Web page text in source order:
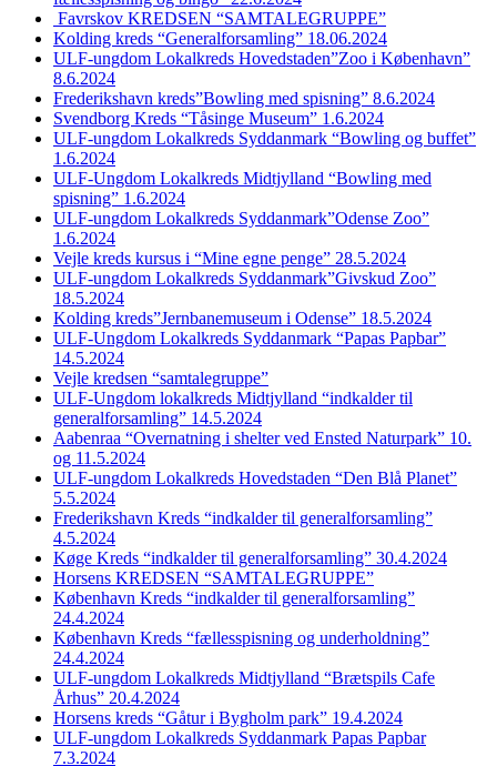
Favrskov KREDSEN “SAMTALEGRUPPE”
Kolding kreds “Generalforsamling” 18.06.2024
ULF-ungdom Lokalkreds Hovedstaden”Zoo i København”
8.6.2024
Frederikshavn kreds”Bowling med spisning” 8.6.2024
Svendborg Kreds “Tåsinge Museum” 1.6.2024
ULF-ungdom Lokalkreds Syddanmark “Bowling og buffet”
1.6.2024
ULF-Ungdom Lokalkreds Midtjylland “Bowling med
spisning” 1.6.2024
ULF-ungdom Lokalkreds Syddanmark”Odense Zoo”
1.6.2024
Vejle kreds kursus i “Mine egne penge” 28.5.2024
ULF-ungdom Lokalkreds Syddanmark”Givskud Zoo”
18.5.2024
Kolding kreds”Jernbanemuseum i Odense” 18.5.2024
ULF-Ungdom Lokalkreds Syddanmark “Papas Papbar”
14.5.2024
Vejle kredsen “samtalegruppe”
ULF-Ungdom lokalkreds Midtjylland “indkalder til
generalforsamling” 14.5.2024
Aabenraa “Overnatning i shelter ved Ensted Naturpark” 10.
og 11.5.2024
ULF-ungdom Lokalkreds Hovedstaden “Den Blå Planet”
5.5.2024
Frederikshavn Kreds “indkalder til generalforsamling”
4.5.2024
Køge Kreds “indkalder til generalforsamling” 30.4.2024
Horsens KREDSEN “SAMTALEGRUPPE”
København Kreds “indkalder til generalforsamling”
24.4.2024
København Kreds “fællesspisning og underholdning”
24.4.2024
ULF-ungdom Lokalkreds Midtjylland “Brætspils Cafe
Århus” 20.4.2024
Horsens kreds “Gåtur i Bygholm park” 19.4.2024
ULF-ungdom Lokalkreds Syddanmark Papas Papbar
7.3.2024